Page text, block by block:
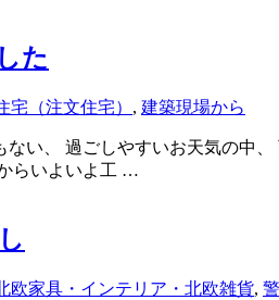
た
宅（注文住宅） , 建築現場から
い、 過ごしやすいお天気の中
らいよいよ工 …
欧家具・インテリア・北欧雑貨,